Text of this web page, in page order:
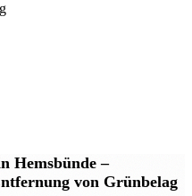
Hemsbünde–
von Grünbelag